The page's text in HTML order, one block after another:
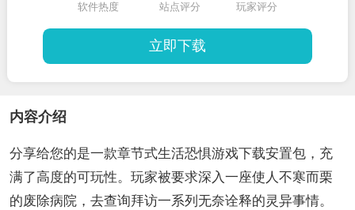
软件热度 站点评分 玩家评分
立即下载
内容介绍
分享给您的是一款章节式生活恐惧游戏下载安置包，充
满了高度的可玩性。玩家被要求深入一座使人不寒而栗
的废除病院，去查询拜访一系列无奈诠释的灵异事情。